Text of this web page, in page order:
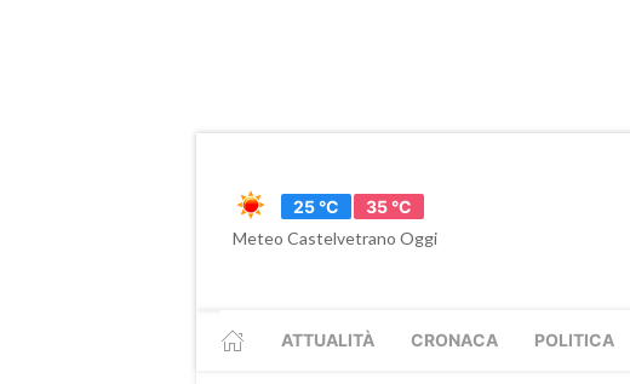
25 °C
35 °C
Meteo Castelvetrano Oggi
ATTUALITÀ CRONACA POLITICA